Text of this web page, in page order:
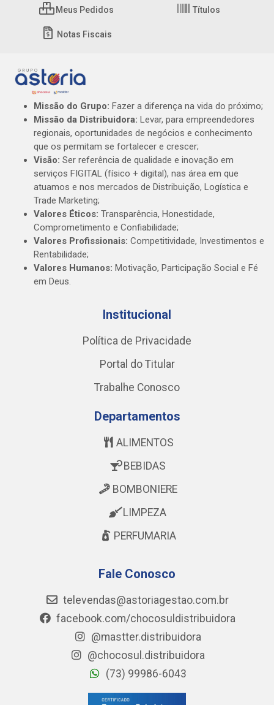
Meus Pedidos Títulos
Notas Fiscais
Missão do Grupo: Fazer a diferença na vida do próximo;
Missão da Distribuidora: Levar, para empreendedores
regionais, oportunidades de negócios e conhecimento
que os permitam se fortalecer e crescer;
Visão: Ser referência de qualidade e inovação em
serviços FIGITAL (físico + digital), nas área em que
atuamos e nos mercados de Distribuição, Logística e
Trade Marketing;
Valores Éticos: Transparência, Honestidade,
Comprometimento e Confiabilidade;
Valores Profissionais: Competitividade, Investimentos e
Rentabilidade;
Valores Humanos: Motivação, Participação Social e Fé
em Deus.
Institucional
Política de Privacidade
Portal do Titular
Trabalhe Conosco
Departamentos
ALIMENTOS
BEBIDAS
BOMBONIERE
LIMPEZA
PERFUMARIA
Fale Conosco
televendas@astoriagestao.com.br
facebook.com/chocosuldistribuidora
@mastter.distribuidora
@chocosul.distribuidora
(73) 99986-6043